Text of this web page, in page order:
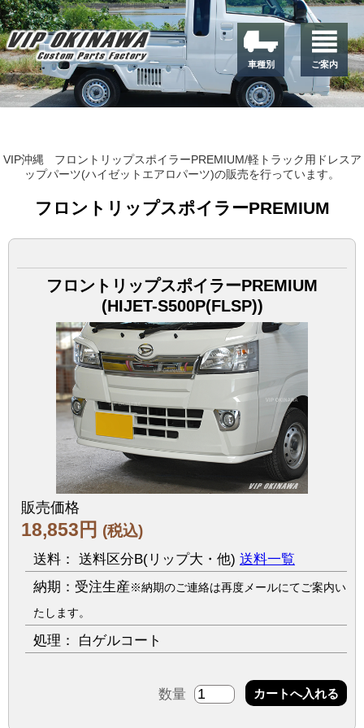
車種別 ご案内
VIP沖縄
フロントリップスポイラーPREMIUM/軽トラック用ドレスア
ップパーツ(ハイゼットエアロパーツ)の販売を行っています。
フロントリップスポイラーPREMIUM
フロントリップスポイラーPREMIUM
(HIJET-S500P(FLSP))
販売価格
18,853円 (税込)
送料： 送料区分B(リップ大・他) 送料一覧
納期：受注生産※納期のご連絡は再度メールにてご案内い
たします。
処理： 白ゲルコート
数量